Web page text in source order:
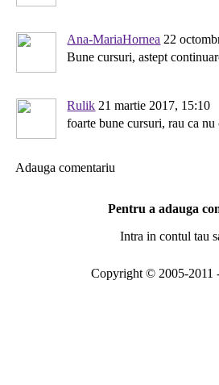
Ana-MariaHornea 22
Bune cursuri, astept
Rulik 21 martie 2017, 15:10
foarte bune cursuri, rau ca nu
Adauga comentariu
Pentru a adauga
Intra in contul tau
Copyright © 2005-2011